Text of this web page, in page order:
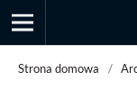
Strona domowa /